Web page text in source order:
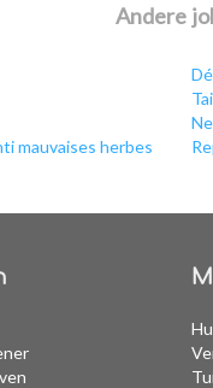
Andere
mauvaises herbes